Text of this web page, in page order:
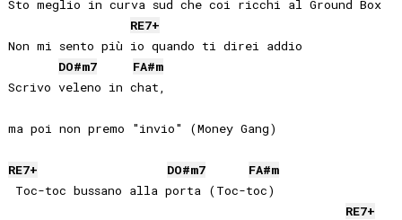
Sto meglio in curva sud che coi ricchi al Ground Box
RE7+
Non mi sento più io quando ti direi addio
DO#m7 FA#m
Scrivo veleno in chat,
ma poi non premo "invio" (Money Gang)
RE7+ DO#m7 FA#m
Toc-toc bussano alla porta (Toc-toc)
RE7+